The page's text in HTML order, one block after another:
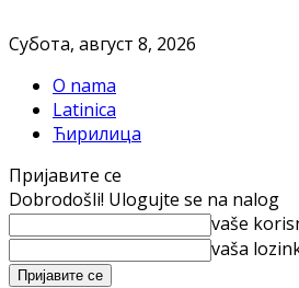
Субота, август 8, 2026
O nama
Latinica
Ћирилица
Пријавите се
Dobrodošli! Ulogujte se na nalog
vaše
vaša